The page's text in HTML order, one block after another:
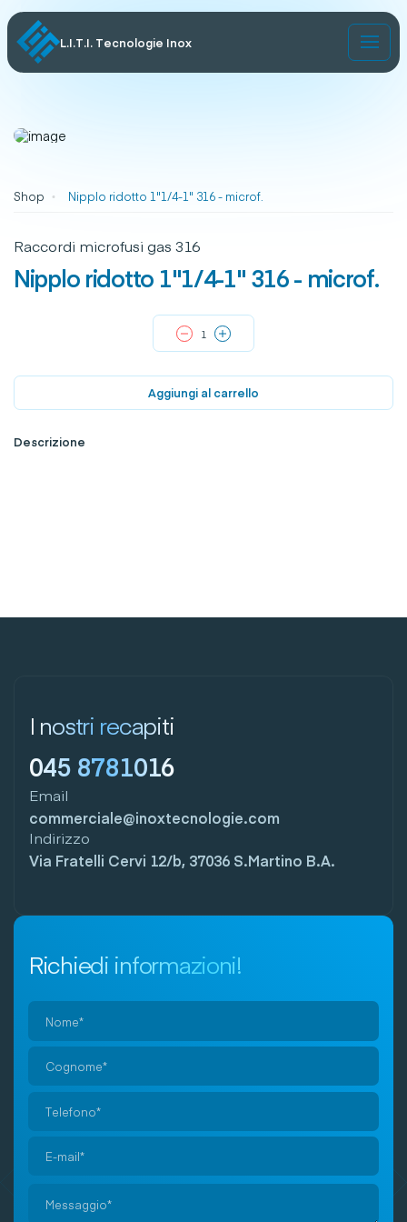
L.I.T.I. Tecnologie Inox
Shop Nipplo ridotto 1"1/4-1" 316 - microf.
Raccordi microfusi gas 316
Nipplo ridotto 1"1/4-1" 316 - microf.
Aggiungi al carrello
Descrizione
I nostri recapiti
045 8781016
Email
commerciale@inoxtecnologie.com
Indirizzo
Via Fratelli Cervi 12/b, 37036 S.Martino B.A.
Richiedi informazioni!
prega